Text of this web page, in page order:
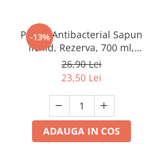
-13%
Protex Antibacterial Sapun
lichid, Rezerva, 700 ml,
Fresh
26,90 Lei
23,50 Lei
ADAUGA IN COS